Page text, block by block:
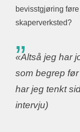
bevisstgjøring
skaperverksted?
«Altså jeg har
som begrep
har jeg tenkt
intervju)